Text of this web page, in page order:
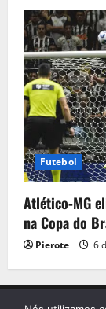
Futebol
Atlético-MG
na Copa do
Pierote 6
Início